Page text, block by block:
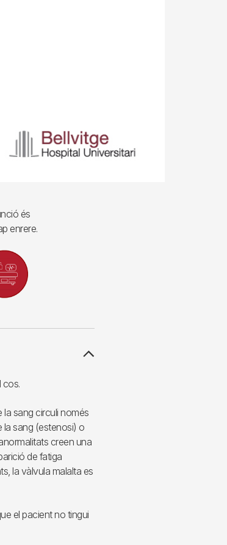
és
enrere.
cos.
la sang circuli només
la sang (estenosi) o
creen una
de fatiga
la vàlvula malalta es
el pacient no tingui